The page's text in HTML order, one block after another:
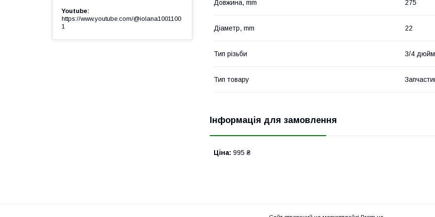
Довжина, mm 275
Діаметр, mm 22
Тип різьби 3/4
Тип товару
Інформація для замовлення
Ціна: 995 ₴
Youtube
https://www.youtube.com/@iolana1001100
1